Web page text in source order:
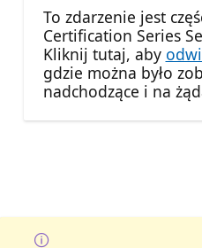
To zdarzenie jest
Certification Series
Kliknij tutaj, aby
gdzie można było
nadchodzące i na